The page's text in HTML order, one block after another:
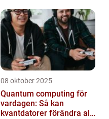
08 oktober 2025
Quantum computing för
vardagen: Så kan
kvantdatorer förändra allt